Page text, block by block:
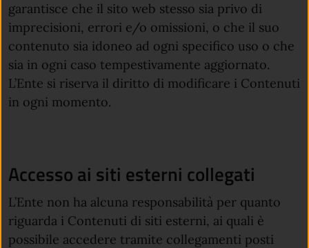
garantisce che il sito web stesso sia privo di
imprecisioni, errori e/o omissioni, o che il suo
contenuto sia idoneo ad ogni specifico uso o che
sia in ogni caso tempestivamente aggiornato.
L’Ente si riserva il diritto di modificare i Contenuti
in ogni momento.
Accesso ai siti esterni collegati
L’Ente non ha alcuna responsabilità per quanto
riguarda i Contenuti di siti esterni, ai quali è
possibile accedere tramite collegamenti posti